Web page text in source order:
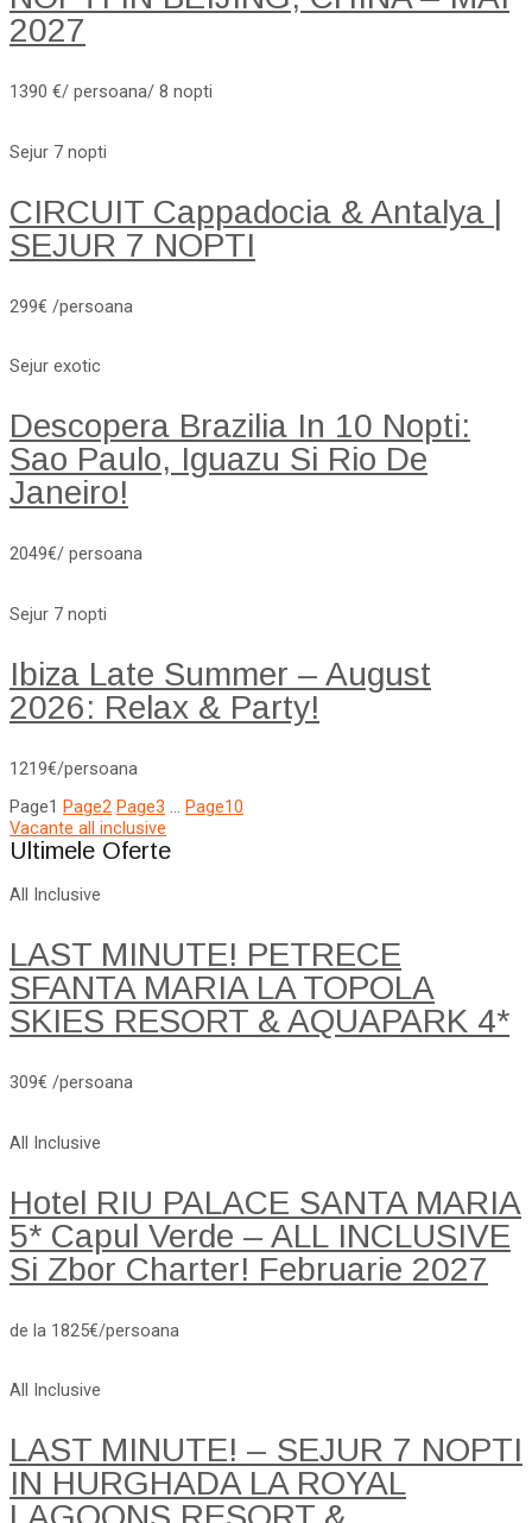
2027
1390 €/ persoana/ 8 nopti
Sejur 7 nopti
CIRCUIT Cappadocia & Antalya |
SEJUR 7 NOPTI
299€ /persoana
Sejur exotic
Descopera Brazilia In 10 Nopti:
Sao Paulo, Iguazu Si Rio De
Janeiro!
2049€/ persoana
Sejur 7 nopti
Ibiza Late Summer – August
2026: Relax & Party!
1219€/persoana
Page1 Page2 Page3 … Page10
Vacante all inclusive
Ultimele Oferte
All Inclusive
LAST MINUTE! PETRECE
SFANTA MARIA LA TOPOLA
SKIES RESORT & AQUAPARK 4*
309€ /persoana
All Inclusive
Hotel RIU PALACE SANTA MARIA
5* Capul Verde – ALL INCLUSIVE
Si Zbor Charter! Februarie 2027
de la 1825€/persoana
All Inclusive
LAST MINUTE! – SEJUR 7 NOPTI
IN HURGHADA LA ROYAL